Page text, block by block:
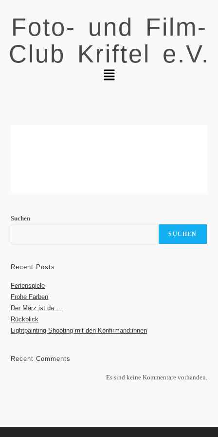
Foto- und Film-
Club Kriftel e.V.
Suchen
SUCHEN
Recent Posts
Ferienspiele
Frohe Farben
Der März ist da …
Rückblick
Lightpainting-Shooting mit den Konfirmand:innen
Recent Comments
Es sind keine Kommentare vorhanden.